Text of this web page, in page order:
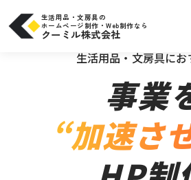
生活用品・文房具の
ホームページ制作・Web制作なら
クーミル株式会社
＼大手・中小問わず実績豊
生活用品・文房具にお
事業
“加速さ